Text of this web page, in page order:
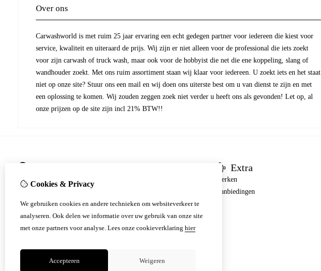
Over ons
Carwashworld is met ruim 25 jaar ervaring een echt gedegen partner voor iedereen die kiest voor
service, kwaliteit en uiteraard de prijs. Wij zijn er niet alleen voor de professional die iets zoekt
voor zijn carwash of truck wash, maar ook voor de hobbyist die net die ene koppeling, slang of
wandhouder zoekt. Met ons ruim assortiment staan wij klaar voor iedereen. U zoekt iets en het staat
niet op onze site? Stuur ons een mail en wij doen ons uiterste best om u van dienst te zijn en met
een oplossing te komen. Wij zouden zeggen zoek niet verder u heeft ons als gevonden! Let op, al
onze prijzen op de site zijn incl 21% BTW!!
Algemene voorwaarden
Particulier
Privacy Policy
Verzending
Extra
Merken
Aanbiedingen
Cookies & Privacy
We gebruiken cookies en andere technieken om websiteverkeer te
analyseren. Ook delen we informatie over uw gebruik van onze site
met onze partners voor analyse. Lees onze cookieverklaring hier
Accepteren Weigeren